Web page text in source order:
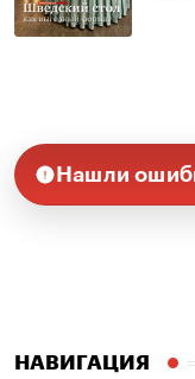
Нашли
НАВИГАЦИЯ